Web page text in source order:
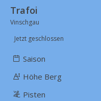
Trafoi
Vinschgau
Jetzt geschlossen
Saison
Höhe Berg
Pisten